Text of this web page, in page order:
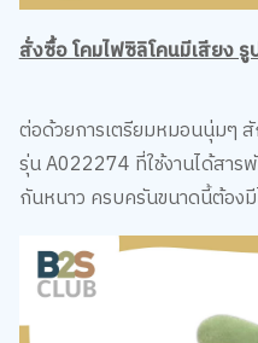
สั่งซื้อ โคมไฟซิลิโคนมีเสียง รู
ต่อด้วยการเตรียมหมอนนุ่มๆ
รุ่น A022274 ที่ใช้งานได้สา
กันหนาว ครบครันขนาดนี้ต้อง